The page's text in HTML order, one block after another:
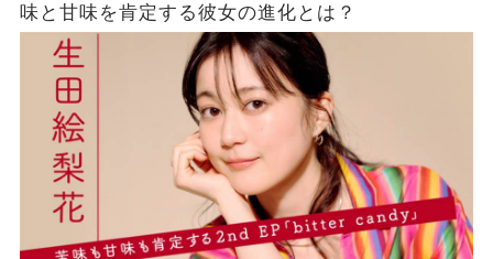
味と甘味を肯定する彼女の進化とは？